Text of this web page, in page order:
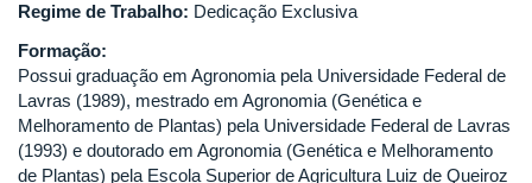
Regime de Trabalho: Dedicação Exclusiva
Formação:
Possui graduação em Agronomia pela Universidade Federal de
Lavras (1989), mestrado em Agronomia (Genética e
Melhoramento de Plantas) pela Universidade Federal de Lavras
(1993) e doutorado em Agronomia (Genética e Melhoramento
de Plantas) pela Escola Superior de Agricultura Luiz de Queiroz